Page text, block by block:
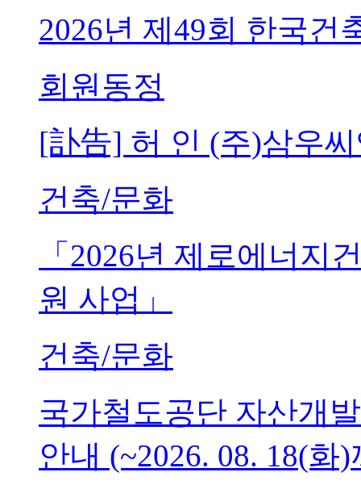
2026년 제49회 한국건
회원동정
[訃告] 허 인 (주)삼우
건축/문화
「2026년 제로에너지
원 사업」
건축/문화
국가철도공단 자산개
안내 (~2026. 08. 18(화